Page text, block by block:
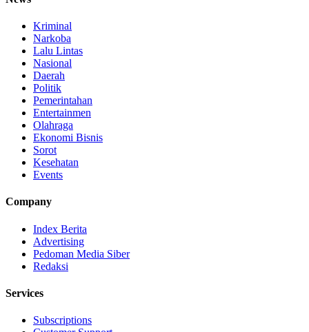
Kriminal
Narkoba
Lalu Lintas
Nasional
Daerah
Politik
Pemerintahan
Entertainmen
Olahraga
Ekonomi Bisnis
Sorot
Kesehatan
Events
Company
Index Berita
Advertising
Pedoman Media Siber
Redaksi
Services
Subscriptions